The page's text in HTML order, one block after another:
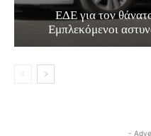
ΕΔΕ για τον
Εμπλεκόμενοι
-